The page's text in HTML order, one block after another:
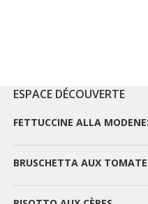
ESPACE DÉCOUVERTE
FETTUCCINE ALLA
BRUSCHETTA AUX